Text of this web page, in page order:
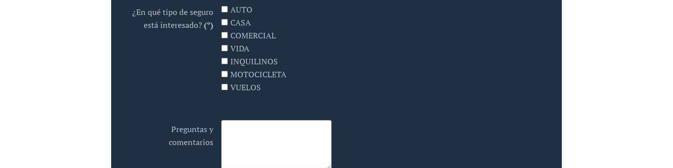
¿En qué tipo de seguro
está interesado?(*)
AUTO
CASA
COMERCIAL
VIDA
INQUILINOS
MOTOCICLETA
VUELOS
Preguntas y
comentarios